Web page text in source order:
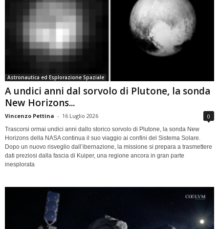
Astronautica ed Esplorazione Spaziale
A undici anni dal sorvolo di Plutone, la sonda
New Horizons...
Vincenzo Pettina - 16 Luglio 2026 0
Trascorsi ormai undici anni dallo storico sorvolo di Plutone, la sonda New
Horizons della NASA continua il suo viaggio ai confini del Sistema Solare.
Dopo un nuovo risveglio dall’ibernazione, la missione si prepara a trasmettere
dati preziosi dalla fascia di Kuiper, una regione ancora in gran parte
inesplorata